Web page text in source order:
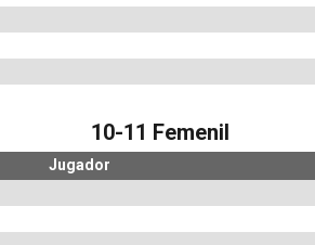
10-11 Femenil
Jugador